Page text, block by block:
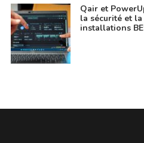
Qair et
la sécurité et
installations